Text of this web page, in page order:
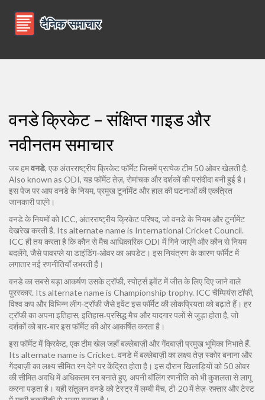
वनडे क्रिकेट – संक्षिप्त गाइड और
नवीनतम समाचार
जब हमवनडे, एक अंतरराष्ट्रीय क्रिकेट फॉर्मेट जिसमें प्रत्येक टीम 50 ओवर खेलती है.
Also known as ODI, यह फॉर्मेट तेज़, रोमांचक और दर्शकों की पसंदीदा बनी हुई है।
इस पेज पर आप वनडे के नियम, प्रमुख टूर्नामेंट और हाल की घटनाओं की एकत्रित
जानकारी पाएंगे।
वनडे के नियमों को ICC, अंतरराष्ट्रीय क्रिकेट परिषद, जो वनडे के नियम और टूर्नामेंट
देखरेख करती है. Its alternate name is International Cricket Council.
ICC ही तय करता है कि कौन से मैच आधिकारिक ODI में गिने जाएंगे और कौन से नियम
बदलेंगे, जैसे पावरप्ले या डाइंडिंग‑ओवर का अपडेट। इस नियंत्रण के कारण फॉर्मेट में
लगातार नई रणनीतियाँ उभरती हैं।
वनडे का सबसे बड़ा आकर्षण उसकेट्रॉफी, स्पोर्ट्स इवेंट में जीत के लिए दिए जाने वाले
पुरस्कार. Its alternate name is Championship trophy. ICC चैम्पियंस टॉफी,
विश्व कप और विभिन्न लीग‑ट्रॉफी जैसे इवेंट इस फॉर्मेट की लोकप्रियता को बढ़ाते हैं। हर
ट्रॉफी का अपना इतिहास, इतिहास‑प्रसिद्ध मैच और यादगार पलों से जुड़ा होता है, जो
दर्शकों को बार‑बार इस फॉर्मेट की ओर आकर्षित करता है।
इस फॉर्मेट मेंक्रिकेट, एक टीम खेल जहाँ बल्लेबाज़ी और गेंदबाज़ी प्रमुख भूमिका निभाते हैं.
Its alternate name is Cricket. वनडे में बल्लेबाज़ी का लक्ष्य तेज़ स्कोर बनाना और
गेंदबाज़ी का लक्ष्य सीमित रन देने पर केंद्रित होता है। इस दौरान खिलाड़ियों को 50 ओवर
की सीमित अवधि में अधिकतम रन बनाते हुए, अपनी बॉलिंग रणनीति को भी कुशलता से लागू
करना पड़ता है। यही संतुलन वनडे को टेस्ट्र में लम्बी मैच, टी-20 में तेज़-रफ़्तार और टेस्ट